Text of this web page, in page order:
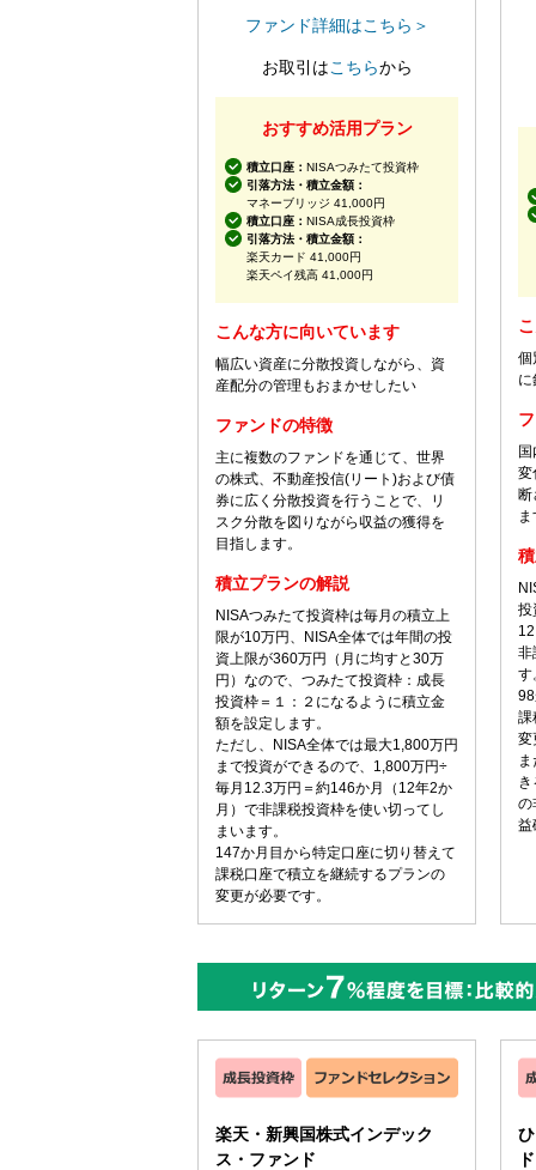
ファンド詳細はこちら＞
お取引はこちらから
おすすめ活用プラン
積立口座： NISAつみたて投資枠
引落方法・積立金額：
マネーブリッジ 41,000円
積立口座： NISA成長投資枠
引落方法・積立金額：
楽天カード 41,000円
楽天ペイ残高 41,000円
こんな方に向いています
幅広い資産に分散投資しながら、資
産配分の管理もおまかせしたい
ファンドの特徴
主に複数のファンドを通じて、世界
の株式、不動産投信(リート)および債
券に広く分散投資を行うことで、リ
スク分散を図りながら収益の獲得を
目指します。
積立プランの解説
NISAつみたて投資枠は毎月の積立上
限が10万円、NISA全体では年間の投
資上限が360万円（月に均すと30万
円）なので、つみたて投資枠：成長
投資枠＝１：２になるように積立金
額を設定します。
ただし、NISA全体では最大1,800万円
まで投資ができるので、1,800万円÷
毎月12.3万円＝約146か月（12年2か
月）で非課税投資枠を使い切ってし
まいます。
147か月目から特定口座に切り替えて
課税口座で積立を継続するプランの
変更が必要です。
個
変
断
投
非
す
課
変
の
益
楽天・新興国株式インデック
ス・ファンド
ド